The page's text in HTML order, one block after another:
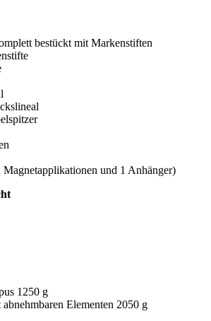
bestückt mit Markenstiften
Magnetapplikationen und 1 Anhänger)
1250 g
Elementen 2050 g